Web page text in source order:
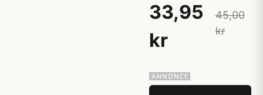
33,95
kr
45,00
kr